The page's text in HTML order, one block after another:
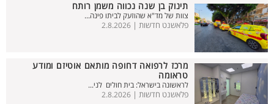
תינוק בן שנה נכווה משמן רותח
צוות של מד"א שהוזעק לביתו פינה...
פלאשנט חדשות | 2.8.2026
מרכז לרפואה דחופה מותאם אוטיזם ומודע
טראומה
לראשונה בישראל: בית חולים לני...
פלאשנט חדשות | 2.8.2026